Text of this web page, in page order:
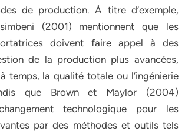
de production. À titre d’exemple,
(2001) mentionnent que les
doivent faire appel à des
de la production plus avancées,
temps, la qualité totale ou l’ingénierie
que Brown et Maylor (2004)
technologique pour les
par des méthodes et outils tels